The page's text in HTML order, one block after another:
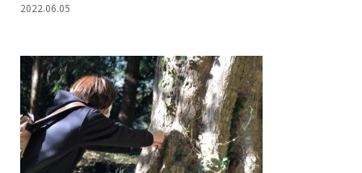
2022.06.05